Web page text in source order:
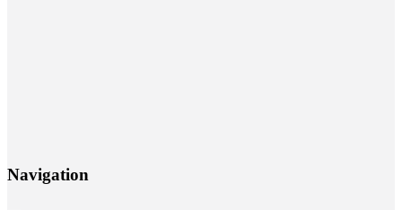
Navi­ga­ti­on